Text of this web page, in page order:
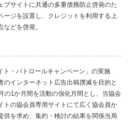
ブサイトに共通の多重債務防止啓発のた
ージを設置し、クレジットを利用する上
などを啓発。
ト・パトロールキャンペーン」の実施
のインターネット広告出稿撲滅を目的と
の1か月間を活動の強化月間とし、当協会
トの協会員専用サイトにて広く協会員か
供を求め、集約・検討の結果を関係当局